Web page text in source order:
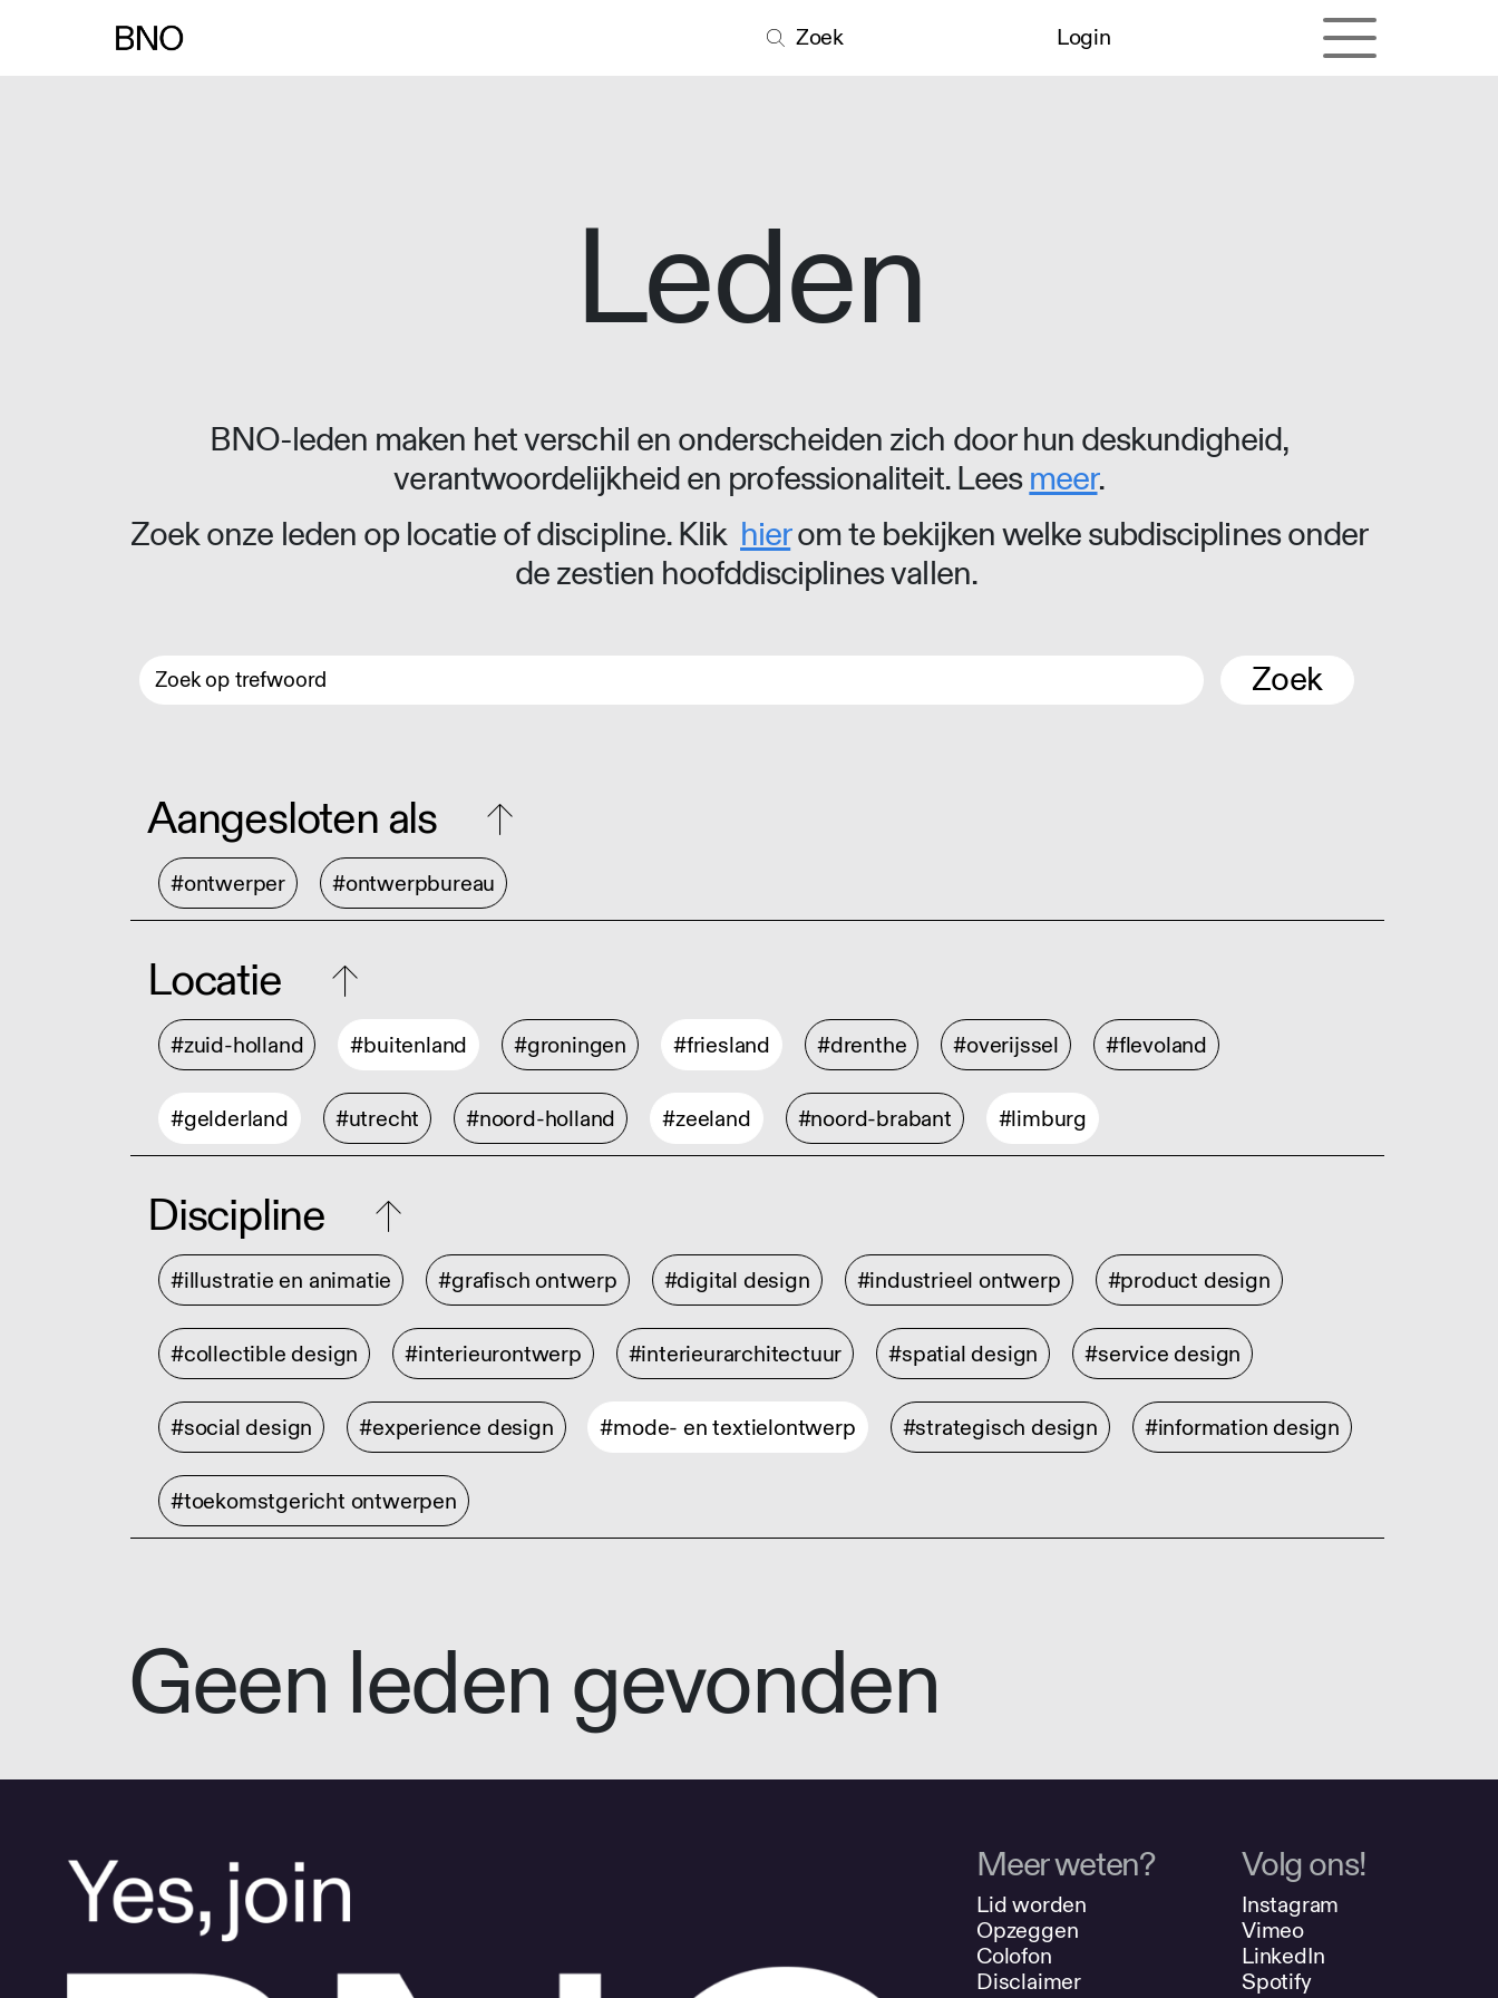
Zoek Login
Leden
BNO-leden maken het verschil en onderscheiden zich door hun deskundigheid,
verantwoordelijkheid en professionaliteit. Leesmeer.
Zoek onze leden op locatie of discipline. Klik hierom te bekijken welke subdisciplines onder
de zestien hoofddisciplines vallen.
Zoek
Aangesloten als
#ontwerper #ontwerpbureau
Locatie
#zuid-holland #buitenland #groningen #friesland #drenthe #overijssel #flevoland
#gelderland #utrecht #noord-holland #zeeland #noord-brabant #limburg
Discipline
#illustratie en animatie #grafisch ontwerp #digital design #industrieel ontwerp #product design
#collectible design #interieurontwerp #interieurarchitectuur #spatial design #service design
#social design #experience design #mode- en textielontwerp #strategisch design #information design
#toekomstgericht ontwerpen
Geen leden gevonden
Meer weten?
Lid worden
Opzeggen
Colofon
Disclaimer
Volg ons!
Instagram
Vimeo
LinkedIn
Spotify